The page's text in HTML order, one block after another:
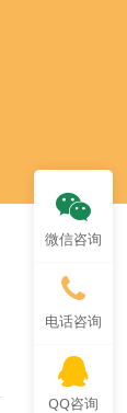
微信咨询
电话咨询
QQ咨询